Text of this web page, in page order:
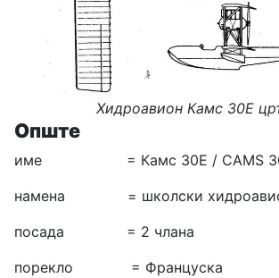
Хидроавион Камс 30Е
Опште
име = Камс 30Е / CAMS
намена = школски
посада = 2 члана
порекло = Француска